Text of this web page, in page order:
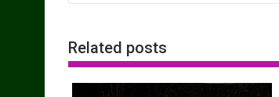
Related posts